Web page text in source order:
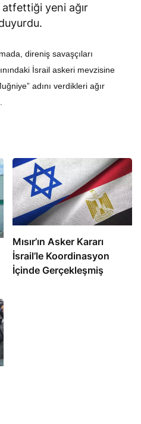
atfettiği yeni ağır
direniş savaşçıları
İsrail askeri mevzisine
adını verdikleri ağır
Mısır’ın Asker Kararı
İsrail’le Koordinasyon
İçinde Gerçekleşmiş